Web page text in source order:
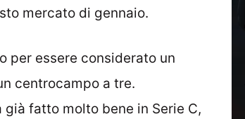
mercato di gennaio.
per essere considerato un
centrocampo a tre.
fatto molto bene in Serie C,